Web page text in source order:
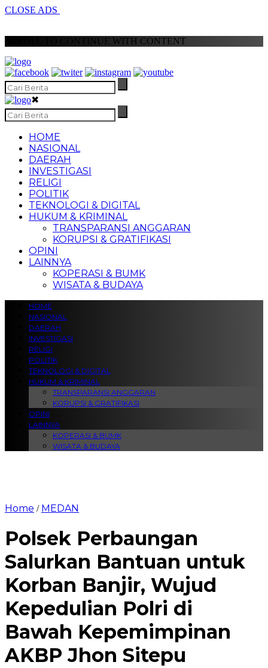
CLOSE ADS
SCROLL TO CONTINUE WITH CONTENT
✖
HOME
NASIONAL
DAERAH
INVESTIGASI
RELIGI
POLITIK
TEKNOLOGI & DIGITAL
HUKUM & KRIMINAL
TRANSPARANSI ANGGARAN
KORUPSI & GRATIFIKASI
OPINI
LAINNYA
KOPERASI & BUMK
WISATA & BUDAYA
HOME
NASIONAL
DAERAH
INVESTIGASI
RELIGI
POLITIK
TEKNOLOGI & DIGITAL
HUKUM & KRIMINAL
TRANSPARANSI ANGGARAN
KORUPSI & GRATIFIKASI
OPINI
LAINNYA
KOPERASI & BUMK
WISATA & BUDAYA
Home / MEDAN
Polsek Perbaungan
Salurkan Bantuan untuk
Korban Banjir, Wujud
Kepedulian Polri di
Bawah Kepemimpinan
AKBP Jhon Sitepu